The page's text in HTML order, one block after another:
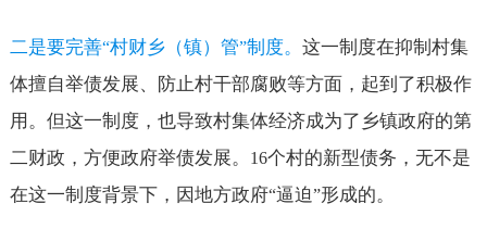
二是要完善“村财乡（镇）管”制度。 这一制度在抑制村集
体擅自举债发展、防止村干部腐败等方面，起到了积极作
用。但这一制度，也导致村集体经济成为了乡镇政府的第
二财政，方便政府举债发展。
16个村的新型债务，无不是
在这一制度背景下，因地方政府“逼迫”形成的。